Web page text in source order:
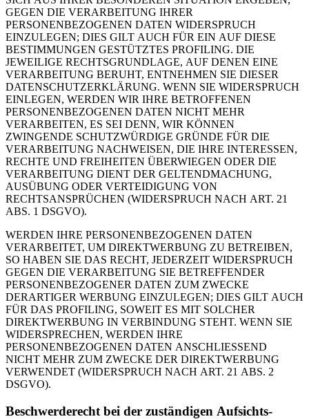
GEGEN DIE VERARBEITUNG IHRER
PERSONENBEZOGENEN DATEN WIDERSPRUCH
EINZULEGEN; DIES GILT AUCH FÜR EIN AUF DIESE
BESTIMMUNGEN GESTÜTZTES PROFILING. DIE
JEWEILIGE RECHTSGRUNDLAGE, AUF DENEN EINE
VERARBEITUNG BERUHT, ENTNEHMEN SIE DIESER
DATENSCHUTZERKLÄRUNG. WENN SIE WIDERSPRUCH
EINLEGEN, WERDEN WIR IHRE BETROFFENEN
PERSONENBEZOGENEN DATEN NICHT MEHR
VERARBEITEN, ES SEI DENN, WIR KÖNNEN
ZWINGENDE SCHUTZWÜRDIGE GRÜNDE FÜR DIE
VERARBEITUNG NACHWEISEN, DIE IHRE INTERESSEN,
RECHTE UND FREIHEITEN ÜBERWIEGEN ODER DIE
VERARBEITUNG DIENT DER GELTENDMACHUNG,
AUSÜBUNG ODER VERTEIDIGUNG VON
RECHTSANSPRÜCHEN (WIDERSPRUCH NACH ART. 21
ABS. 1 DSGVO).
WERDEN IHRE PERSONENBEZOGENEN DATEN
VERARBEITET, UM DIREKTWERBUNG ZU BETREIBEN,
SO HABEN SIE DAS RECHT, JEDERZEIT WIDERSPRUCH
GEGEN DIE VERARBEITUNG SIE BETREFFENDER
PERSONENBEZOGENER DATEN ZUM ZWECKE
DERARTIGER WERBUNG EINZULEGEN; DIES GILT AUCH
FÜR DAS PROFILING, SOWEIT ES MIT SOLCHER
DIREKTWERBUNG IN VERBINDUNG STEHT. WENN SIE
WIDERSPRECHEN, WERDEN IHRE
PERSONENBEZOGENEN DATEN ANSCHLIESSEND
NICHT MEHR ZUM ZWECKE DER DIREKTWERBUNG
VERWENDET (WIDERSPRUCH NACH ART. 21 ABS. 2
DSGVO).
Beschwerde­recht bei der zuständigen Aufsichts­